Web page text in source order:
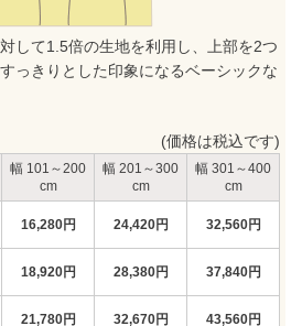
して1.5倍の生地を利用し、上部を2つ
っきりとした印象になるベーシックな
(価格は税込です)
101～200 201～300 301～400
16,280円 24,420円 32,560円
18,920円 28,380円 37,840円
21,780円 32,670円 43,560円